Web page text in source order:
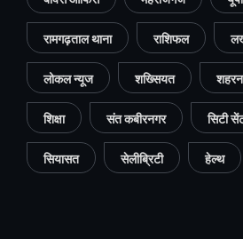
रामगढ़ताल थाना राशिफल
लोकल न्यूज शख्सियत
शिक्षा संत कबीरनगर सिटी
सियासत सेलीब्रिटी हेल्थ